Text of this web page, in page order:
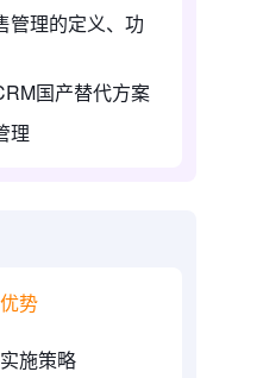
管理的定义、功
国产替代方案
理
势
施策略